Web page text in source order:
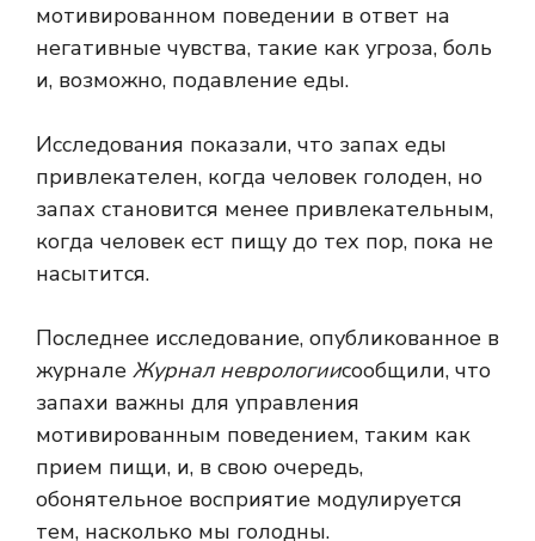
мотивированном поведении в ответ на
негативные чувства, такие как угроза, боль
и, возможно, подавление еды.
Исследования показали, что запах еды
привлекателен, когда человек голоден, но
запах становится менее привлекательным,
когда человек ест пищу до тех пор, пока не
насытится.
Последнее исследование, опубликованное в
журнале Журнал неврологиисообщили, что
запахи важны для управления
мотивированным поведением, таким как
прием пищи, и, в свою очередь,
обонятельное восприятие модулируется
тем, насколько мы голодны.